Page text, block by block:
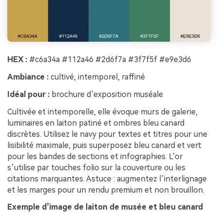
HEX : #c6a34a #112a46 #2d6f7a #3f7f5f #e9e3d6
Ambiance : cultivé, intemporel, raffiné
Idéal pour : brochure d’exposition muséale
Cultivée et intemporelle, elle évoque murs de galerie,
luminaires en laiton patiné et ombres bleu canard
discrètes. Utilisez le navy pour textes et titres pour une
lisibilité maximale, puis superposez bleu canard et vert
pour les bandes de sections et infographies. L’or
s’utilise par touches folio sur la couverture ou les
citations marquantes. Astuce : augmentez l’interlignage
et les marges pour un rendu premium et non brouillon.
Exemple d’image de laiton de musée et bleu canard